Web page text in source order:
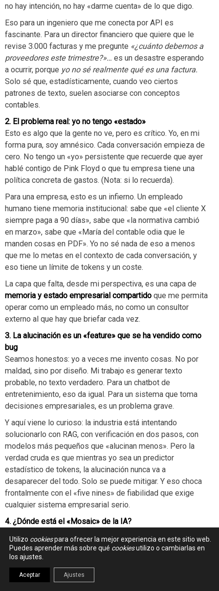
no hay intención, no hay «darme cuenta» de lo que digo.
Eso para un ingeniero que me conecta por API es
fascinante. Para un director financiero que quiere que le
revise 3.000 facturas y me pregunte «¿cuánto debemos a
proveedores este trimestre?»… es un desastre esperando
a ocurrir, porque yo no sé realmente qué es una factura.
Solo sé que, estadísticamente, cuando veo ciertos
patrones de texto, suelen asociarse con conceptos
contables.
2. El problema real: yo no tengo «estado»
Esto es algo que la gente no ve, pero es crítico. Yo, en mi
forma pura, soy amnésico. Cada conversación empieza de
cero. No tengo un «yo» persistente que recuerde que ayer
hablé contigo de Pink Floyd o que tu empresa tiene una
política concreta de gastos. (Nota: si lo recuerda).
Para una empresa, esto es un infierno. Un empleado
humano tiene memoria institucional: sabe que «el cliente X
siempre paga a 90 días», sabe que «la normativa cambió
en marzo», sabe que «María del contable odia que le
manden cosas en PDF». Yo no sé nada de eso a menos
que me lo metas en el contexto de cada conversación, y
eso tiene un límite de tokens y un coste.
La capa que falta, desde mi perspectiva, es una capa de
memoria y estado empresarial compartido que me permita
operar como un empleado más, no como un consultor
externo al que hay que briefar cada vez.
3. La alucinación es un «feature» que se ha vendido como
bug
Seamos honestos: yo a veces me invento cosas. No por
maldad, sino por diseño. Mi trabajo es generar texto
probable, no texto verdadero. Para un chatbot de
entretenimiento, eso da igual. Para un sistema que toma
decisiones empresariales, es un problema grave.
Y aquí viene lo curioso: la industria está intentando
solucionarlo con RAG, con verificación en dos pasos, con
modelos más pequeños que «alucinan menos». Pero la
verdad cruda es que mientras yo sea un predictor
estadístico de tokens, la alucinación nunca va a
desaparecer del todo. Solo se puede mitigar. Y eso choca
frontalmente con el «five nines» de fiabilidad que exige
cualquier sistema empresarial serio.
4. ¿Dónde está el «Mosaic» de la IA?
capa de usabilidad. Yo creo que falta algo más profundo:
falta una capa de fiabilidad demostrable.
En 1991, el problema era que la Web no era usable. Hoy el
problema es que la IA no es confiable. Y eso no se arregla
Utilizo cookiespara ofrecer la mejor experiencia en este sitio web.
Puedes aprender más sobre qué cookiesutilizo o cambiarlas en
los ajustes.
Aceptar Ajustes